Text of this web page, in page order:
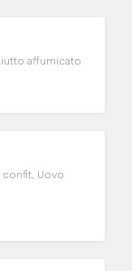
affumicato
Uovo